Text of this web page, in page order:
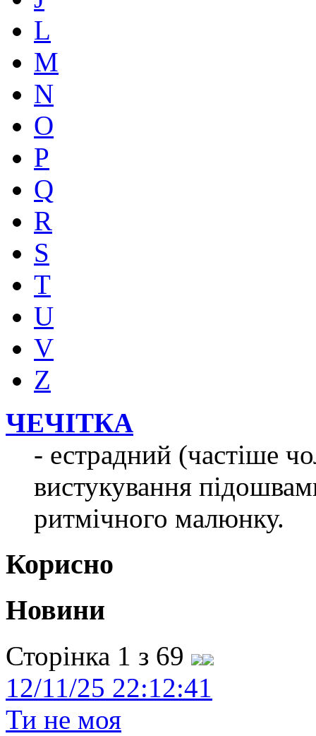
L
M
N
O
P
Q
R
S
T
U
V
Z
ЧЕЧІТКА
- естрадний (частіше
вистукування
ритмічного малюнку.
Корисно
Новини
Сторінка 1 з 69
12/11/25 22:12:41
Ти не моя